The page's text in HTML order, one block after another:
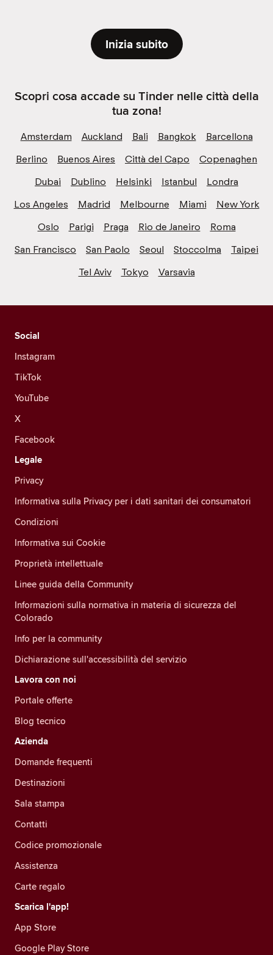
Inizia subito
Scopri cosa accade su Tinder nelle città della
tua zona!
Amsterdam Auckland Bali Bangkok
Barcellona
Berlino
Buenos Aires Città del Capo
Copenaghen
Dubai
Dublino Helsinki Istanbul
Londra
Los Angeles
Madrid Melbourne Miami
New York
Oslo
Parigi Praga Rio de Janeiro
Roma
San Francisco
San Paolo Seoul Stoccolma
Taipei
Tel Aviv
Tokyo Varsavia
Social
Instagram
TikTok
YouTube
X
Facebook
Legale
Privacy
Informativa sulla Privacy per i dati sanitari dei consumatori
Condizioni
Informativa sui Cookie
Proprietà intellettuale
Linee guida della Community
Informazioni sulla normativa in materia di sicurezza del
Colorado
Info per la community
Dichiarazione sull'accessibilità del servizio
Lavora con noi
Portale offerte
Blog tecnico
Azienda
Domande frequenti
Destinazioni
Sala stampa
Contatti
Codice promozionale
Assistenza
Carte regalo
Scarica l'app!
App Store
Google Play Store